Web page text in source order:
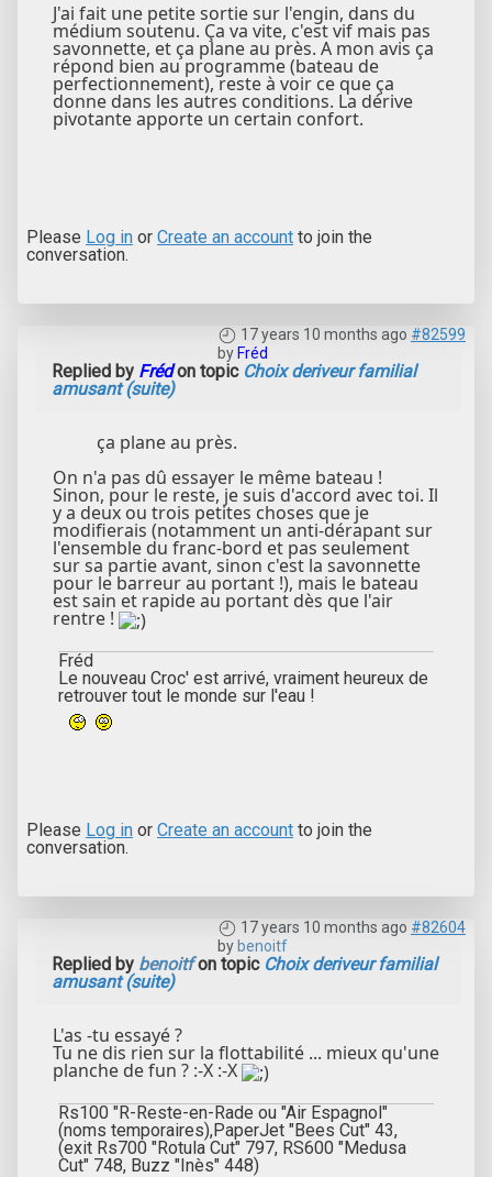
J'ai fait une petite sortie sur l'engin, dans du
médium soutenu. Ça va vite, c'est vif mais pas
savonnette, et ça plane au près. A mon avis ça
répond bien au programme (bateau de
perfectionnement), reste à voir ce que ça
donne dans les autres conditions. La dérive
pivotante apporte un certain confort.
Please Log in or Create an account to join the
conversation.
17 years 10 months ago #82599
by Fréd
Replied by Frédon topic Choix deriveur familial
amusant (suite)
ça plane au près.
On n'a pas dû essayer le même bateau !
Sinon, pour le reste, je suis d'accord avec toi. Il
y a deux ou trois petites choses que je
modifierais (notamment un anti-dérapant sur
l'ensemble du franc-bord et pas seulement
sur sa partie avant, sinon c'est la savonnette
pour le barreur au portant !), mais le bateau
est sain et rapide au portant dès que l'air
rentre !
Fréd
Le nouveau Croc' est arrivé, vraiment heureux de
retrouver tout le monde sur l'eau !
Please Log in or Create an account to join the
conversation.
17 years 10 months ago #82604
by benoitf
Replied by benoitfon topic Choix deriveur familial
amusant (suite)
L'as -tu essayé ?
Tu ne dis rien sur la flottabilité ... mieux qu'une
planche de fun ? :-X :-X
Rs100 "R-Reste-en-Rade ou "Air Espagnol"
(noms temporaires),PaperJet "Bees Cut" 43,
(exit Rs700 "Rotula Cut" 797, RS600 "Medusa
Cut" 748, Buzz "Inès" 448)